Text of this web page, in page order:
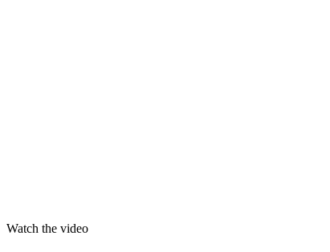
Watch the video